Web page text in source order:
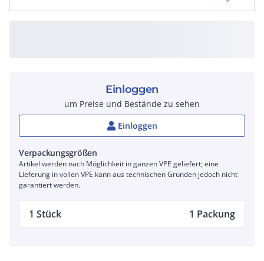
Einloggen
um Preise und Bestände zu sehen
Einloggen
Verpackungsgrößen
Artikel werden nach Möglichkeit in ganzen VPE geliefert; eine
Lieferung in vollen VPE kann aus technischen Gründen jedoch nicht
garantiert werden.
1 Stück 1 Packung